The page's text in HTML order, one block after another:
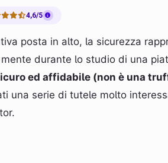
4,6/5
posta in alto, la sicurezza
durante lo studio di una
ed affidabile (non è una
una serie di tutele molto